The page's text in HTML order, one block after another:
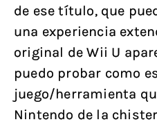
de ese título, que
una experiencia
original de Wii U
puedo probar como
juego/herramienta
Nintendo de la